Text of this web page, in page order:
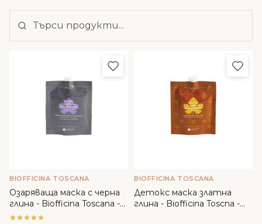
Добави в любими
BIOFFICINA TOSCANA
Озаряваща маска с черна
глина - Biofficina Toscana -
30ml
BIOFFICINA TOSCANA
Детокс маска златна
глина - Biofficina Toscna -